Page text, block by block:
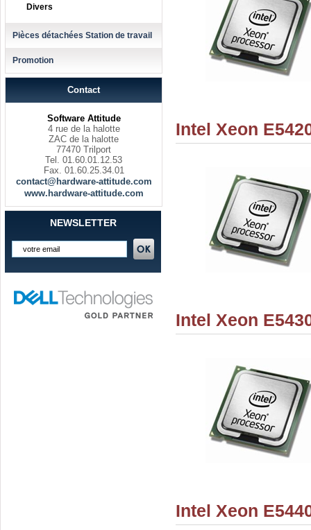
Divers
Pièces détachées Station de travail
Promotion
Contact
Software Attitude
4 rue de la halotte
ZAC de la halotte
77470 Trilport
Tel. 01.60.01.12.53
Fax. 01.60.25.34.01
contact@hardware-attitude.com
www.hardware-attitude.com
NEWSLETTER
Intel Xeon
Intel Xeon
Intel Xeon